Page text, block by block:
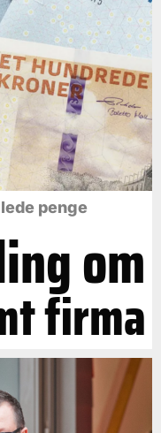
penge
om
firma